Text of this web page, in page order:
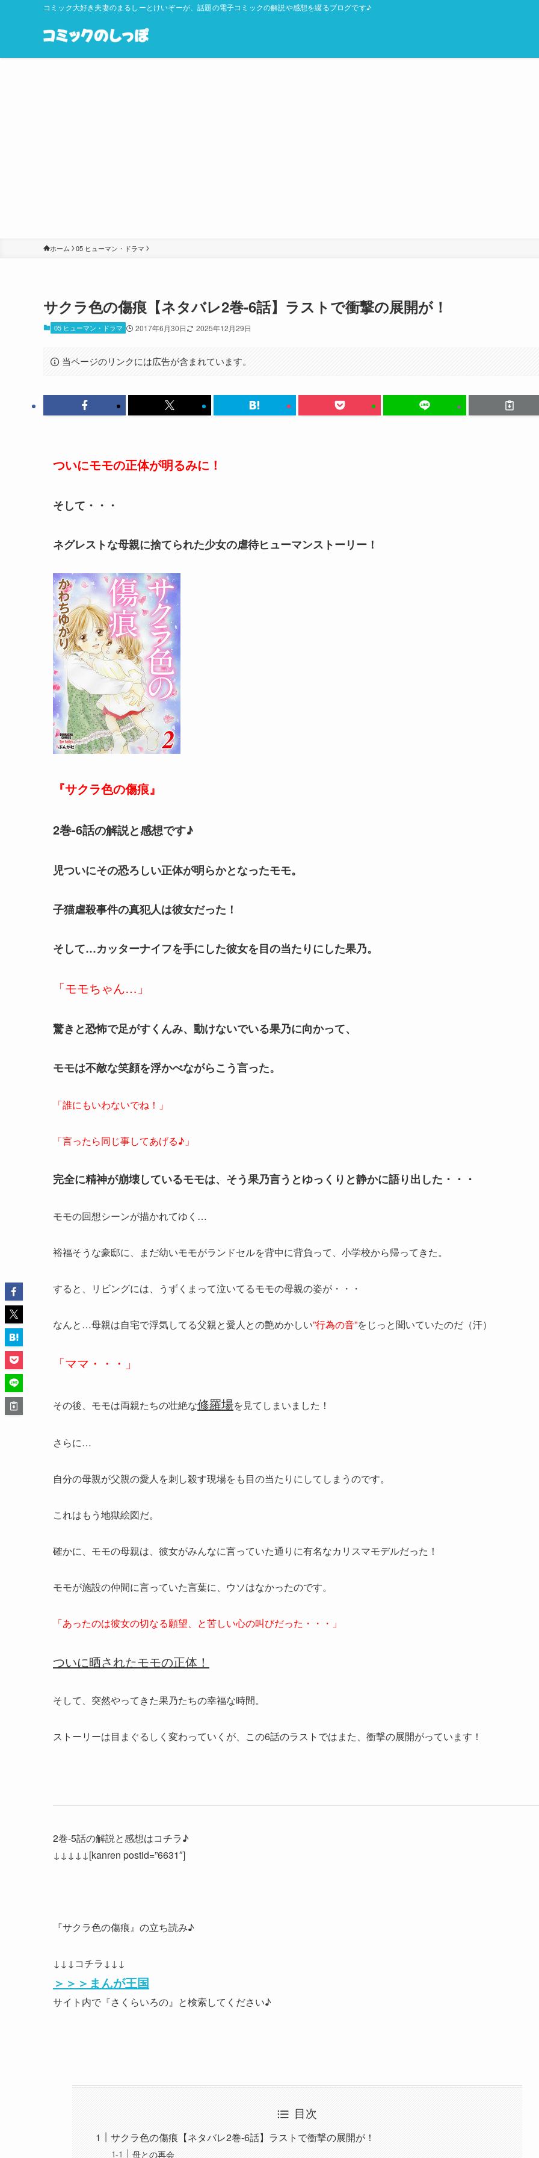
コミック大好き夫妻のまるしーとけいぞーが、話題の電子コミックの解説や感想を綴るブログです♪
ホーム 05 ヒューマン・ドラマ
サクラ色の傷痕【ネタバレ2巻-6話】ラストで衝撃の展開が！
05 ヒューマン・ドラマ 2017年6月30日 2025年12月29日
当ページのリンクには広告が含まれています。
ついにモモの正体が明るみに！
そして・・・
ネグレストな母親に捨てられた少女の虐待ヒューマンストーリー！
『サクラ色の傷痕』
2巻-6話の解説と感想です♪
児ついにその恐ろしい正体が明らかとなったモモ。
子猫虐殺事件の真犯人は彼女だった！
そして…カッターナイフを手にした彼女を目の当たりにした果乃。
「モモちゃん…」
驚きと恐怖で足がすくんみ、動けないでいる果乃に向かって、
モモは不敵な笑顔を浮かべながらこう言った。
「誰にもいわないでね！」
「言ったら同じ事してあげる♪」
完全に精神が崩壊しているモモは、そう果乃言うとゆっくりと静かに語り出した・・・
モモの回想シーンが描かれてゆく…
裕福そうな豪邸に、まだ幼いモモがランドセルを背中に背負って、小学校から帰ってきた。
すると、リビングには、うずくまって泣いてるモモの母親の姿が・・・
なんと…母親は自宅で浮気してる父親と愛人との艶めかしい”行為の音”をじっと聞いていたのだ（汗）
「ママ・・・」
その後、モモは両親たちの壮絶な修羅場を見てしまいました！
さらに…
自分の母親が父親の愛人を刺し殺す現場をも目の当たりにしてしまうのです。
これはもう地獄絵図だ。
確かに、モモの母親は、彼女がみんなに言っていた通りに有名なカリスマモデルだった！
モモが施設の仲間に言っていた言葉に、 ウソはなかったのです。
「あったのは彼女の切なる願望、と苦しい心の叫びだった・・・」
ついに晒されたモモの正体！
そして、突然やってきた果乃たちの幸福な時間。
ストーリーは目まぐるしく変わっていくが、この6話のラストではまた、衝撃の展開がっています！
2巻-5話の解説と感想はコチラ♪
↓↓↓↓↓[kanren postid=”6631″]
『サクラ色の傷痕』の立ち読み♪
↓↓↓コチラ↓↓↓
＞＞＞まんが王国
サイト内で『さくらいろの』と検索してください♪
目次
サクラ色の傷痕【ネタバレ2巻-6話】ラストで衝撃の展開が！
母との再会